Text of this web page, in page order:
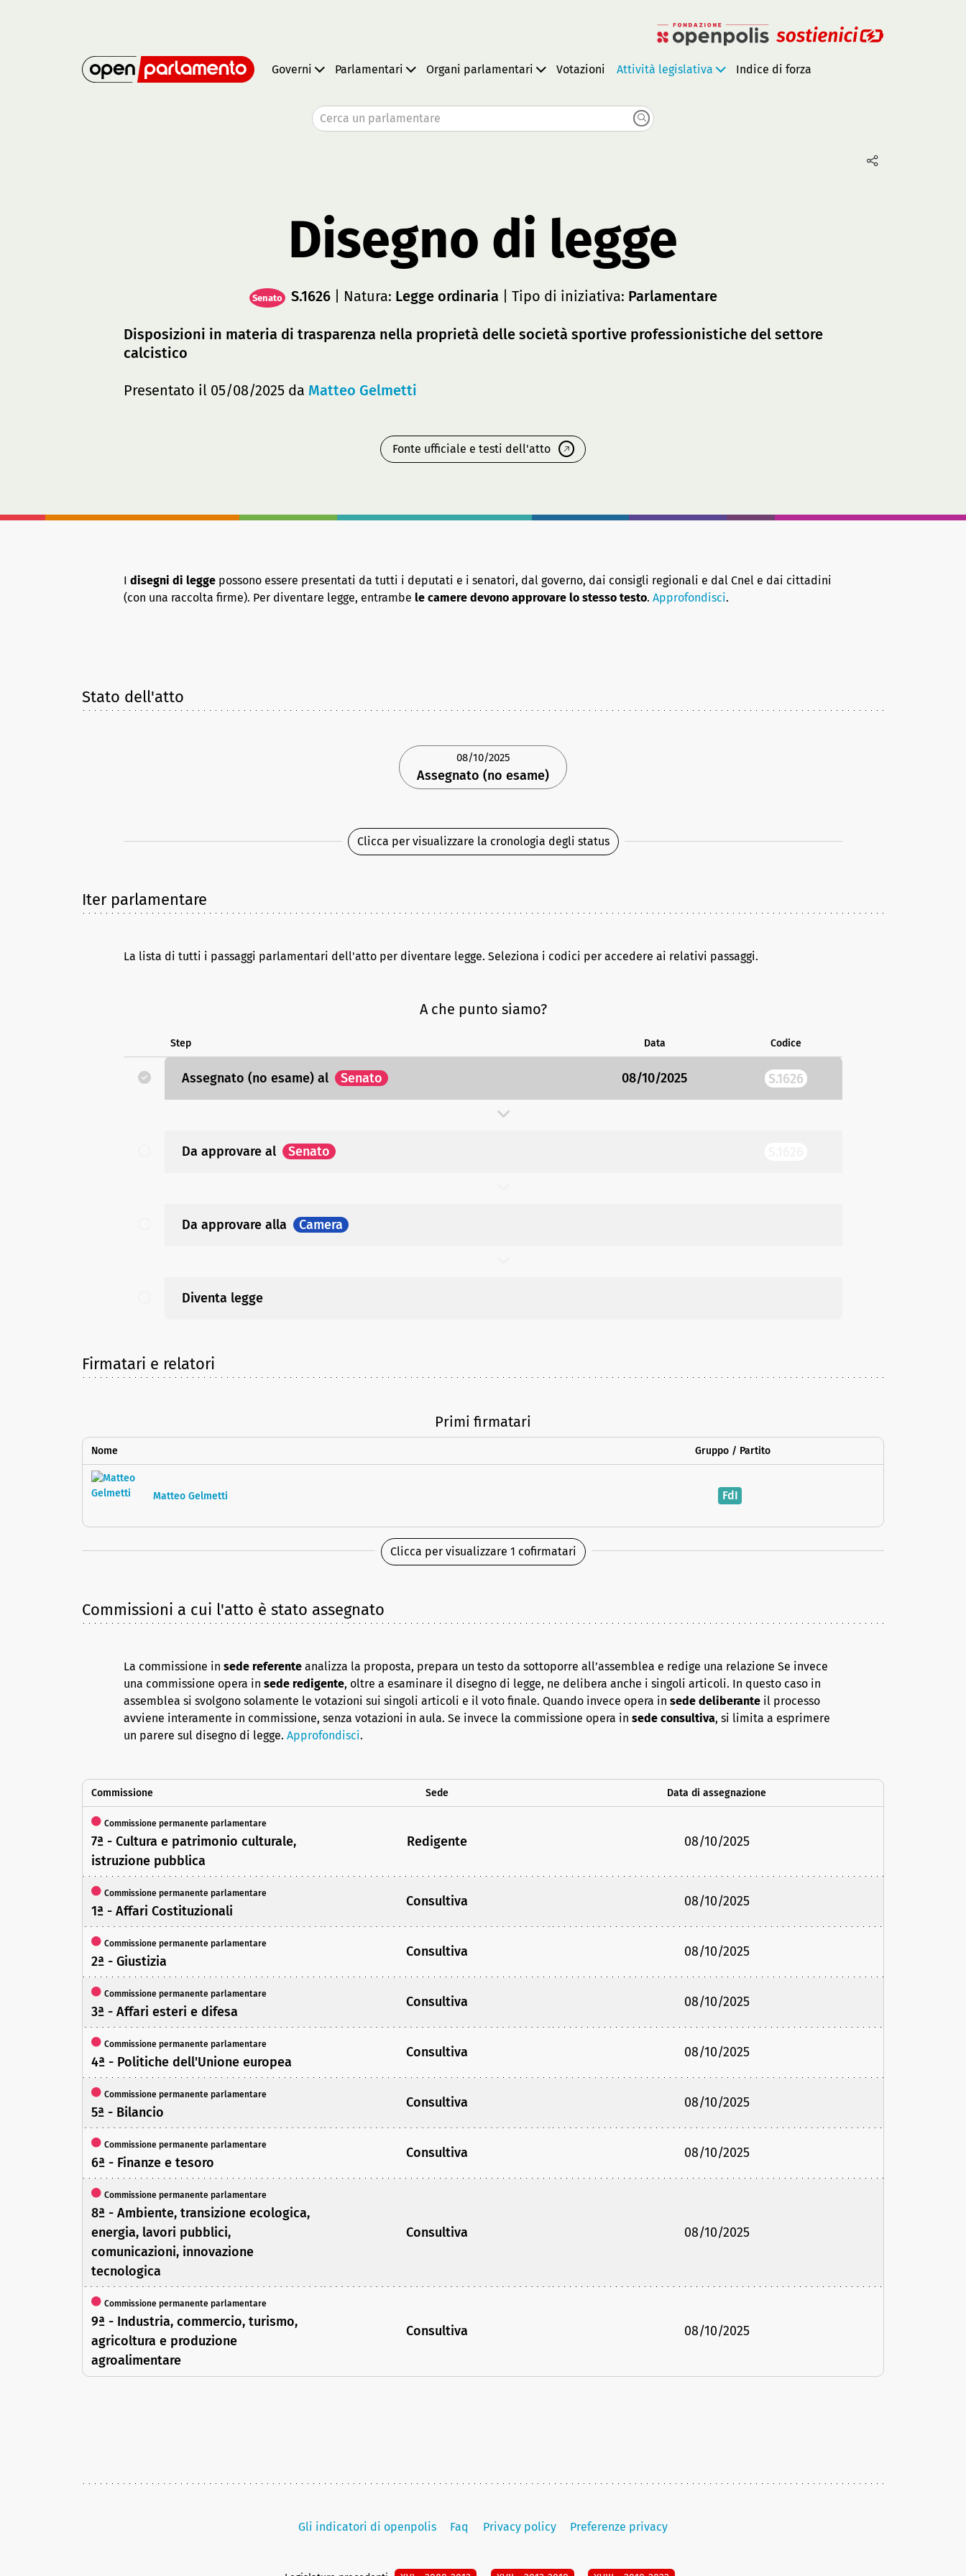
Governi Parlamentari Organi parlamentari Votazioni Attività legislativa Indice di forza
Cerca un parlamentare
Disegno di legge
Senato S.1626| Natura: Legge ordinaria | Tipo di iniziativa: Parlamentare
Disposizioni in materia di trasparenza nella proprietà delle società sportive professionistiche del settore
calcistico
Presentato il 05/08/2025 da Matteo Gelmetti
Fonte ufficiale e testi dell'atto
I disegni di legge possono essere presentati da tutti i deputati e i senatori, dal governo, dai consigli regionali e dal Cnel e dai cittadini
(con una raccolta firme). Per diventare legge, entrambe le camere devono approvare lo stesso testo. Approfondisci.
Stato dell'atto
08/10/2025
Assegnato (no esame)
Clicca per visualizzare la cronologia degli status
Iter parlamentare
La lista di tutti i passaggi parlamentari dell'atto per diventare legge. Seleziona i codici per accedere ai relativi passaggi.
A che punto siamo?
Step Data Codice
Assegnato (no esame) al Senato 08/10/2025 S.1626
Da approvare al Senato
Da approvare alla Camera
Diventa legge
Firmatari e relatori
Primi firmatari
Nome Gruppo / Partito
Matteo Gelmetti FdI
Clicca per visualizzare 1 cofirmatari
Commissioni a cui l'atto è stato assegnato
La commissione in sede referente analizza la proposta, prepara un testo da sottoporre all’assemblea e redige una relazione Se invece
una commissione opera in sede redigente, oltre a esaminare il disegno di legge, ne delibera anche i singoli articoli. In questo caso in
assemblea si svolgono solamente le votazioni sui singoli articoli e il voto finale. Quando invece opera in sede deliberante il processo
avviene interamente in commissione, senza votazioni in aula. Se invece la commissione opera in sede consultiva, si limita a esprimere
un parere sul disegno di legge. Approfondisci.
Commissione Sede Data di assegnazione
Commissione permanente parlamentare
7ª - Cultura e patrimonio culturale,
istruzione pubblica
Redigente 08/10/2025
Commissione permanente parlamentare
1ª - Affari Costituzionali
Consultiva 08/10/2025
Commissione permanente parlamentare
2ª - Giustizia
Consultiva 08/10/2025
Commissione permanente parlamentare
3ª - Affari esteri e difesa
Consultiva 08/10/2025
Commissione permanente parlamentare
4ª - Politiche dell'Unione europea
Consultiva 08/10/2025
Commissione permanente parlamentare
5ª - Bilancio
Consultiva 08/10/2025
Commissione permanente parlamentare
6ª - Finanze e tesoro
Consultiva 08/10/2025
Commissione permanente parlamentare
8ª - Ambiente, transizione ecologica,
energia, lavori pubblici,
comunicazioni, innovazione
tecnologica
Consultiva 08/10/2025
Commissione permanente parlamentare
9ª - Industria, commercio, turismo,
agricoltura e produzione
agroalimentare
Consultiva 08/10/2025
Gli indicatori di openpolis Faq Privacy policy Preferenze privacy